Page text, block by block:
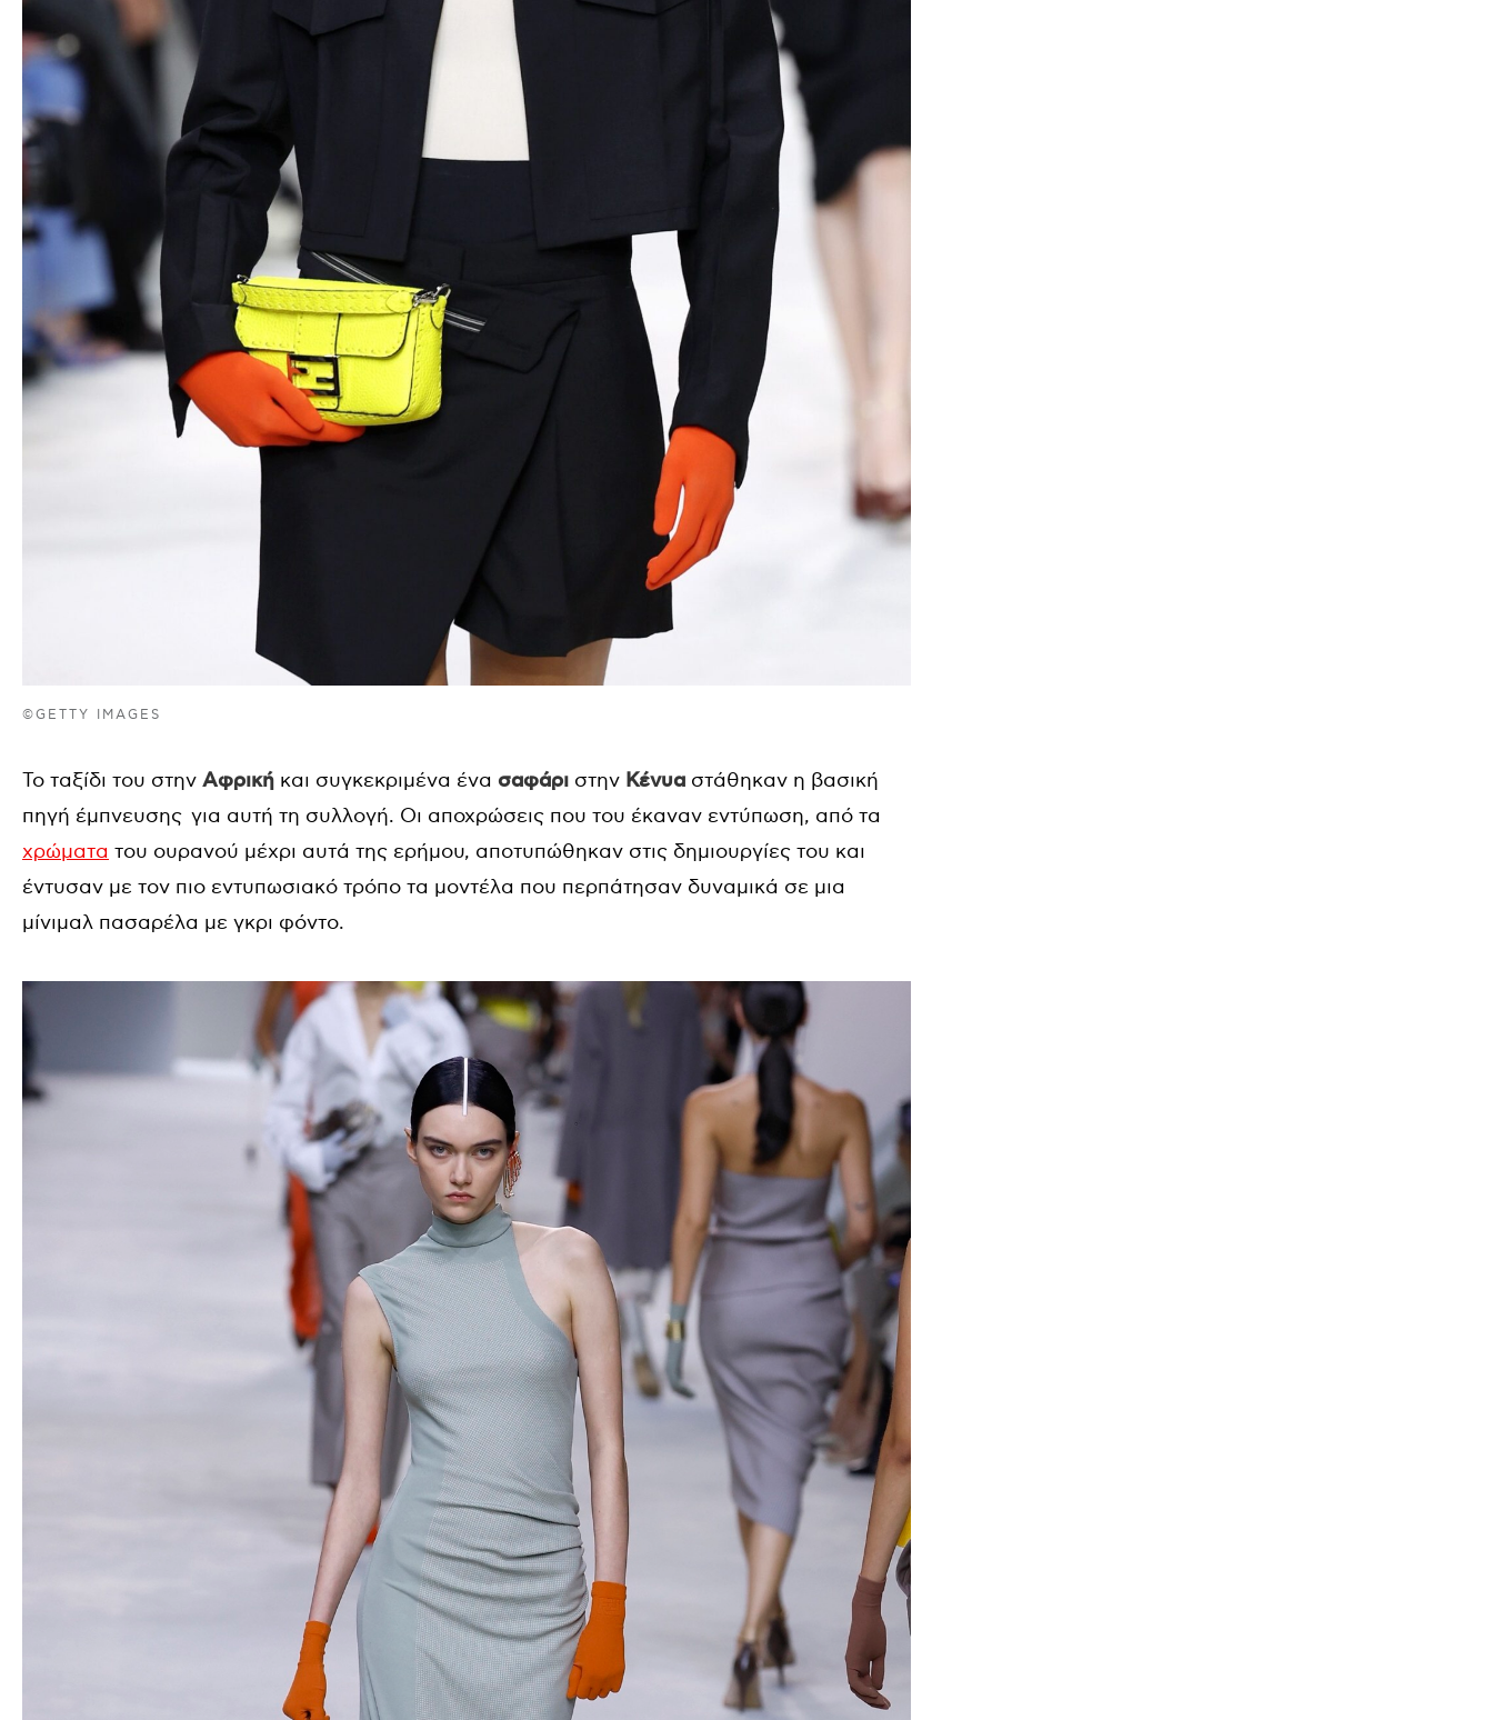
©GETTY IMAGES
Το ταξίδι του στην Αφρική και συγκεκριμένα ένα σαφάρι στην Κένυα στάθηκαν η βασική
πηγή έμπνευσης για αυτή τη συλλογή. Οι αποχρώσεις που του έκαναν εντύπωση, από τα
χρώματα του ουρανού μέχρι αυτά της ερήμου, αποτυπώθηκαν στις δημιουργίες του και
έντυσαν με τον πιο εντυπωσιακό τρόπο τα μοντέλα που περπάτησαν δυναμικά σε μια
μίνιμαλ πασαρέλα με γκρι φόντο.